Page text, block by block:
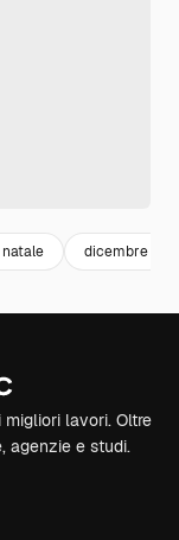
natale dicembre
lavori. Oltre
agenzie e studi.